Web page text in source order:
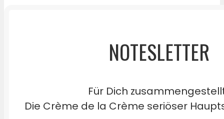
NOTESLETTER
Für Dich
Die Crème de la Crème seriöser